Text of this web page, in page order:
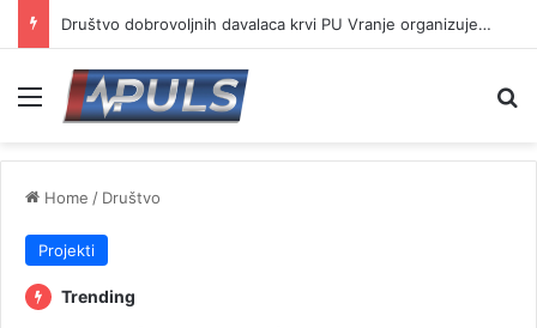
Društvo dobrovoljnih davalaca krvi PU Vranje organizuje akciju na Besnoj kobili
Menu
Home / Društvo
Projekti
Trending